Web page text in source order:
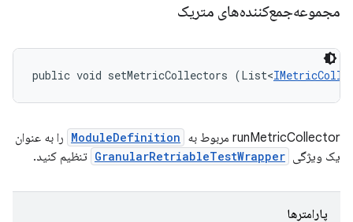
مجموعه‌جمع‌کننده‌های متریک
public void setMetricCollectors (List<
runMetricCollector مربوط به ModuleDefinition را به عنوان
یک ویژگی GranularRetriableTestWrapper تنظیم کنید.
پارامترها